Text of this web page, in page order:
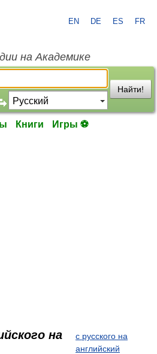
EN DE ES FR
на Академике
Найти!
Книги Игры ⚽
на
с русского на
английский